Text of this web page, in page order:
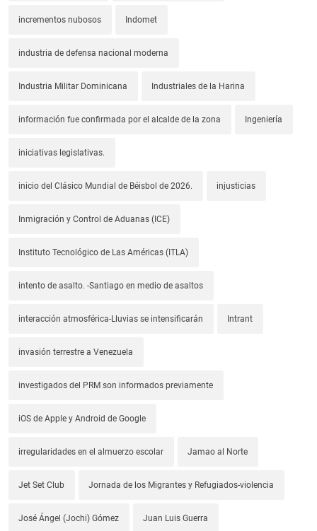
incrementos nubosos Indomet
industria de defensa nacional moderna
Industria Militar Dominicana Industriales de la Harina
información fue confirmada por el alcalde de la zona Ingeniería
iniciativas legislativas.
inicio del Clásico Mundial de Béisbol de 2026. injusticias
Inmigración y Control de Aduanas (ICE)
Instituto Tecnológico de Las Américas (ITLA)
intento de asalto. -Santiago en medio de asaltos
interacción atmosférica-Lluvias se intensificarán Intrant
invasión terrestre a Venezuela
investigados del PRM son informados previamente
iOS de Apple y Android de Google
irregularidades en el almuerzo escolar Jamao al Norte
Jet Set Club Jornada de los Migrantes y Refugiados-violencia
José Ángel (Jochi) Gómez Juan Luis Guerra